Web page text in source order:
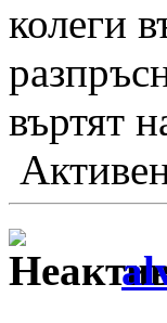
колеги
въртят